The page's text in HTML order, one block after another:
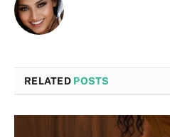
RELATED POSTS